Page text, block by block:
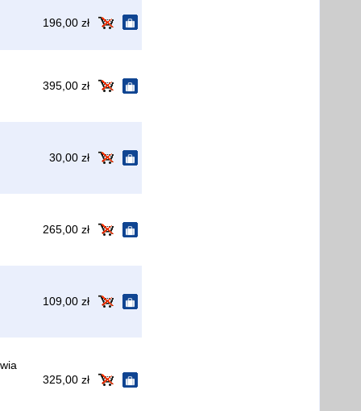
196,00 zł
395,00 zł
30,00 zł
265,00 zł
109,00 zł
325,00 zł